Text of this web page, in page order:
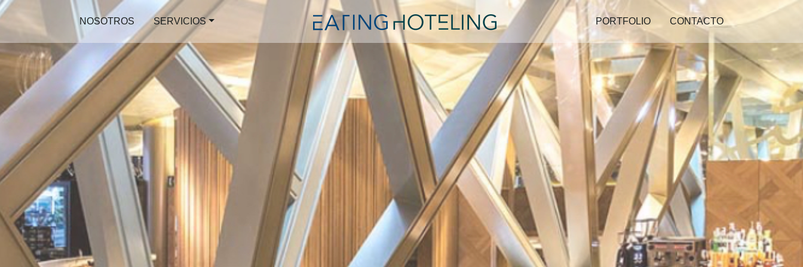
NOSOTROS SERVICIOS PORTFOLIO CONTACTO